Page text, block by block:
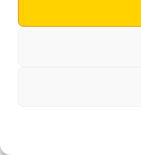
protecție
iShares